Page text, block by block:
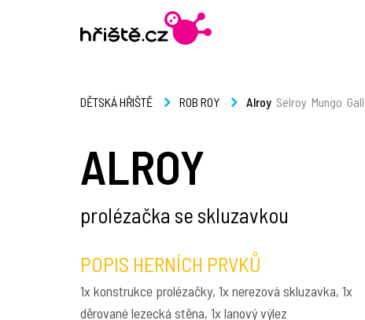
DĚTSKÁ HŘIŠTĚ ROB ROY Alroy Selroy Mungo Gall
ALROY
prolézačka se skluzavkou
POPIS HERNÍCH PRVKŮ
1x konstrukce prolézačky, 1x nerezová skluzavka, 1x
děrované lezecká stěna, 1x lanový výlez